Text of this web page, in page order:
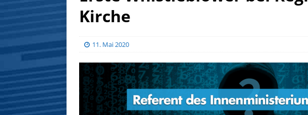
Kirche
11. Mai 2020
der
Die